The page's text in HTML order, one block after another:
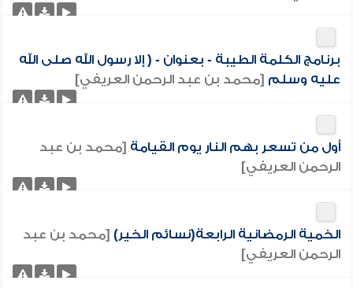
برنامج الكلمة الطيبة - بعنوان - ( إلا رسول الله صلى الله
عليه وسلم [محمد بن عبد الرحمن العريفي]
أول من تسعر بهم النار يوم القيامة [محمد بن عبد
الرحمن العريفي]
الخمية الرمضانية الرابعة(نسائم الخير) [محمد بن عبد
الرحمن العريفي]